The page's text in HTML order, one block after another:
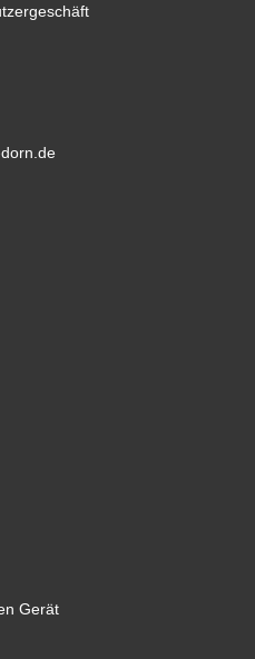
Gerät